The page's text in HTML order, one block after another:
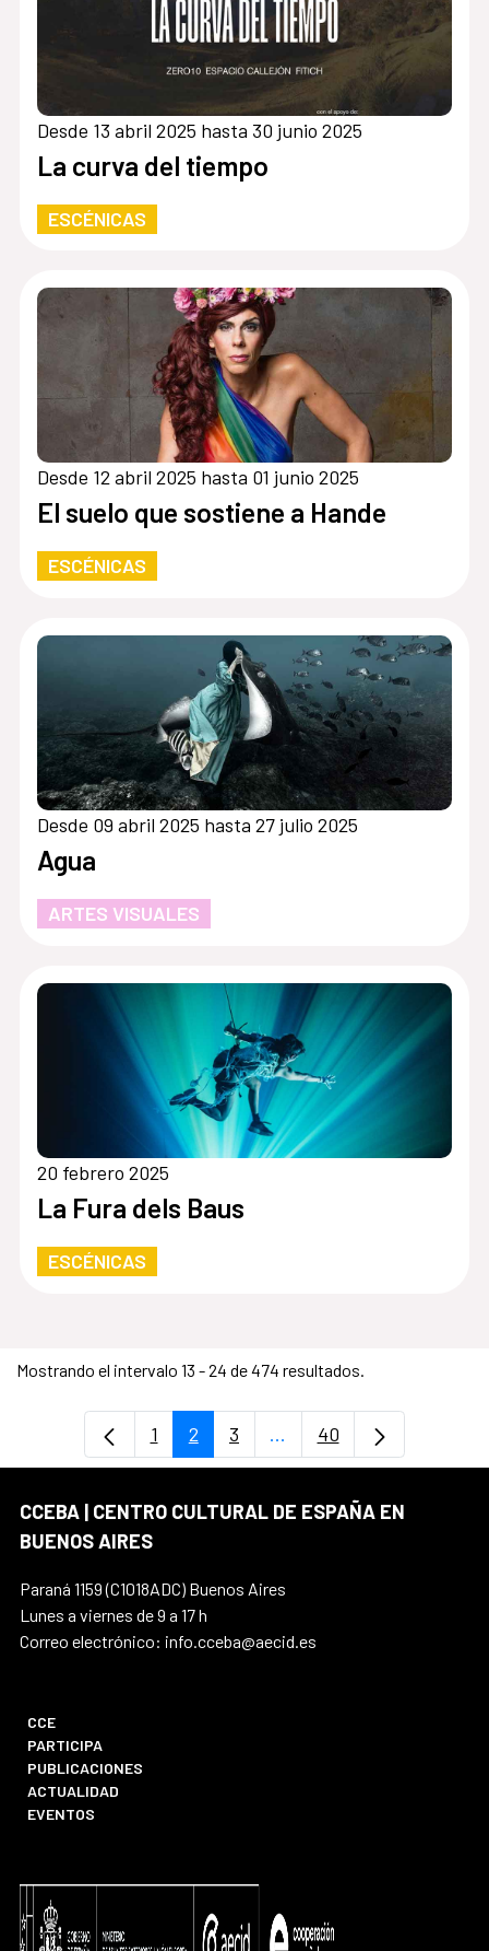
Desde 13 abril 2025 hasta 30 junio 2025
La curva del tiempo
ESCÉNICAS
Desde 12 abril 2025 hasta 01 junio 2025
El suelo que sostiene a Hande
ESCÉNICAS
Desde 09 abril 2025 hasta 27 julio 2025
Agua
ARTES VISUALES
20 febrero 2025
La Fura dels Baus
ESCÉNICAS
Mostrando el intervalo 13 - 24 de 474 resultados.
Página
1 Página
2 Página
3 ...Páginas intermedias
Página
40
CCEBA | CENTRO CULTURAL DE ESPAÑA EN
BUENOS AIRES
Paraná 1159 (C1018ADC) Buenos Aires
Lunes a viernes de 9 a 17 h
Correo electrónico: info.cceba@aecid.es
CCE
PARTICIPA
PUBLICACIONES
ACTUALIDAD
EVENTOS